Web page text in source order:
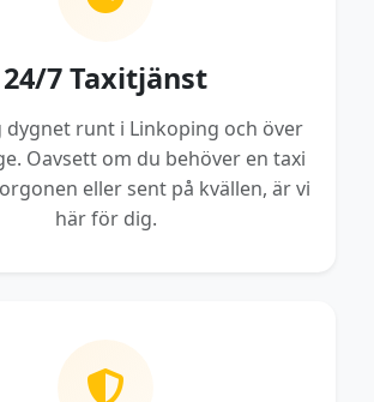
24/7 Taxitjänst
dygnet runt i Linkoping och över
Oavsett om du behöver en taxi
eller sent på kvällen, är vi
här för dig.